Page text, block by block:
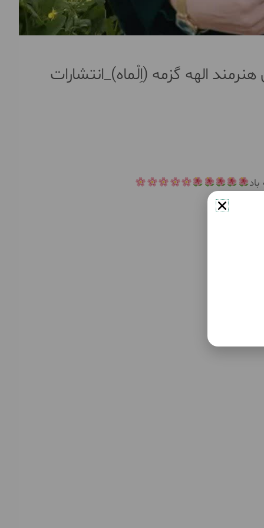
الهه گزمه (اِلْماه)_انتشارات